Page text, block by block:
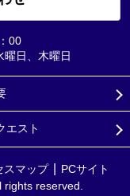
00
曜日、木曜日
エスト
スマップ
PCサイト
rights reserved.